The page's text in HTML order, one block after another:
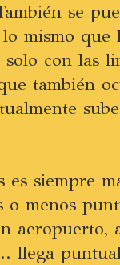
se
mismo que
solo con las
también
es siempre
o menos
aeropuerto,
llega